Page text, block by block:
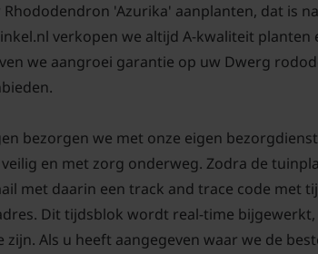
'Azurika' aanplanten, dat is
verkopen we altijd A-kwaliteit planten
we aangroei garantie op uw Dwerg
bezorgen we met onze eigen
en met zorg onderweg. Zodra de
met daarin een track and trace code met
Dit tijdsblok wordt real-time
zijn. Als u heeft aangegeven waar we de